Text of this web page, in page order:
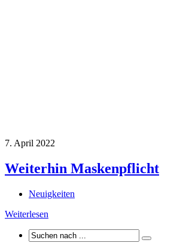
7. April 2022
Weiterhin Maskenpflicht
Neuigkeiten
Weiterlesen